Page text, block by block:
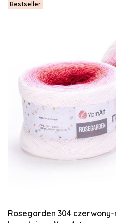
Bestseller
Rosegarden 304